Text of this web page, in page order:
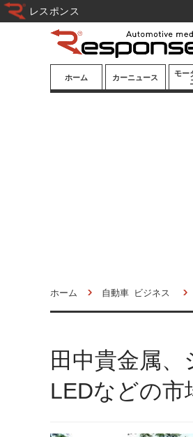
ホーム カーニュース
モー
ホーム 自動車 ビジネス
田中貴金属
LEDなどの市
レスポンス